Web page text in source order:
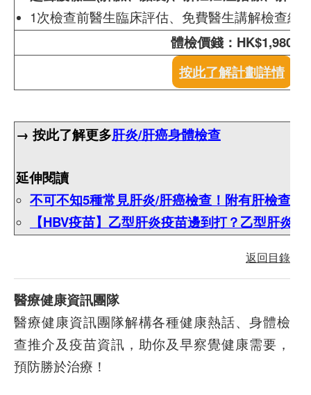
1次檢查前醫生臨床評估、免費醫生講解檢查結
體檢價錢：HK$1,980
按此了解計劃詳情
→ 按此了解更多肝炎/肝癌身體檢查
延伸閱讀
不可不知5種常見肝炎/肝癌檢查！附有肝檢查計
【HBV疫苗】乙型肝炎疫苗邊到打？乙型肝炎
返回目錄
醫療健康資訊團隊
醫療健康資訊團隊解構各種健康熱話、身體檢
查推介及疫苗資訊，助你及早察覺健康需要，
預防勝於治療！